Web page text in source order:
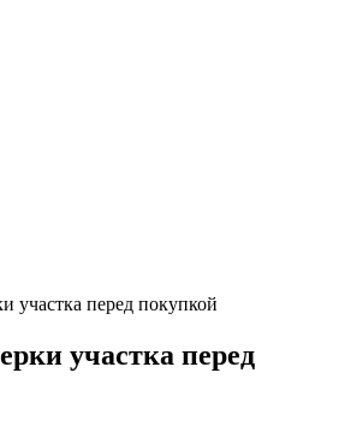
участка перед покупкой
участка перед